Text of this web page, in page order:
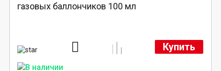
газовых баллончиков 100 мл
Купить